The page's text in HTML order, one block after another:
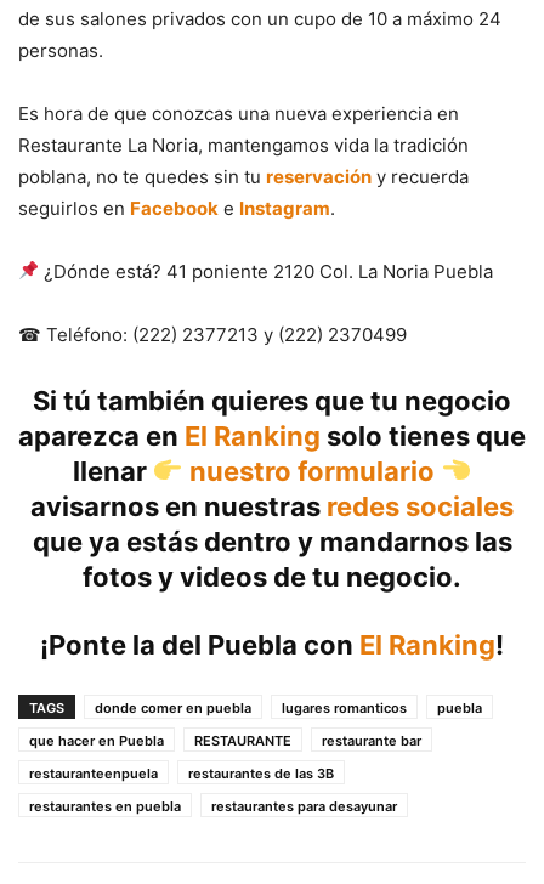
de sus salones privados con un cupo de 10 a máximo 24
personas.
Es hora de que conozcas una nueva experiencia en
Restaurante La Noria, mantengamos vida la tradición
poblana, no te quedes sin tu reservación y recuerda
seguirlos en Facebook e Instagram.
¿Dónde está? 41 poniente 2120 Col. La Noria Puebla
☎ Teléfono: (222) 2377213 y (222) 2370499
Si tú también quieres que tu negocio
aparezca en El Ranking solo tienes que
llenar
nuestro formulario
avisarnos en nuestras redes sociales
que ya estás dentro y mandarnos las
fotos y videos de tu negocio.
¡Ponte la del Puebla con El Ranking!
TAGS donde comer en puebla lugares romanticos
puebla
que hacer en Puebla
RESTAURANTE
restaurante bar
restauranteenpuela
restaurantes de las 3B
restaurantes en puebla
restaurantes para desayunar